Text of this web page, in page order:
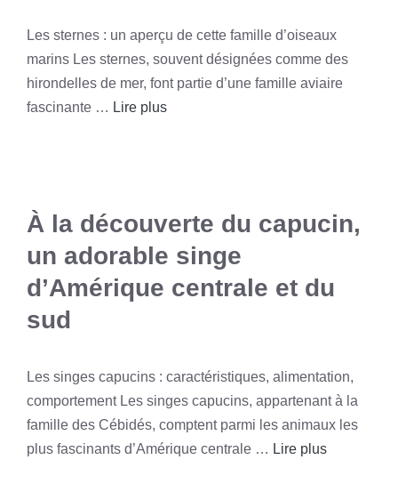
Les sternes : un aperçu de cette famille d’oiseaux
marins Les sternes, souvent désignées comme des
hirondelles de mer, font partie d’une famille aviaire
fascinante … Lire plus
À la découverte du capucin,
un adorable singe
d’Amérique centrale et du
sud
Les singes capucins : caractéristiques, alimentation,
comportement Les singes capucins, appartenant à la
famille des Cébidés, comptent parmi les animaux les
plus fascinants d’Amérique centrale … Lire plus